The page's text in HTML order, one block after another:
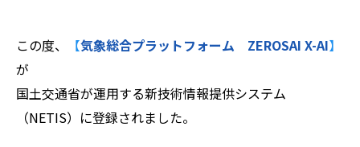
この度、 【気象総合プラットフォーム ZEROSAI X-AI】
が
国土交通省が運用する新技術情報提供システム
（NETIS）に登録されました。